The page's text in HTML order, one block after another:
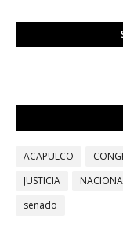
ACAPULCO
JUSTICIA
senado